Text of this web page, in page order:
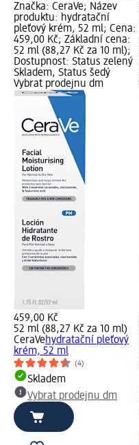
Značka: CeraVe; Název
produktu: hydratační
pleťový krém, 52 ml; Cena:
459,00 Kč; Základní cena:
52 ml (88,27 Kč za 10 ml);
Dostupnost: Status zelený
Skladem, Status šedý
Vybrat prodejnu dm
459,00 Kč
52 ml (88,27 Kč za 10 ml)
CeraVehydratační pleťový
krém, 52 ml
(4)
Skladem
Vybrat prodejnu dm